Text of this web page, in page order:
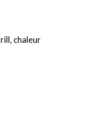
chaleur